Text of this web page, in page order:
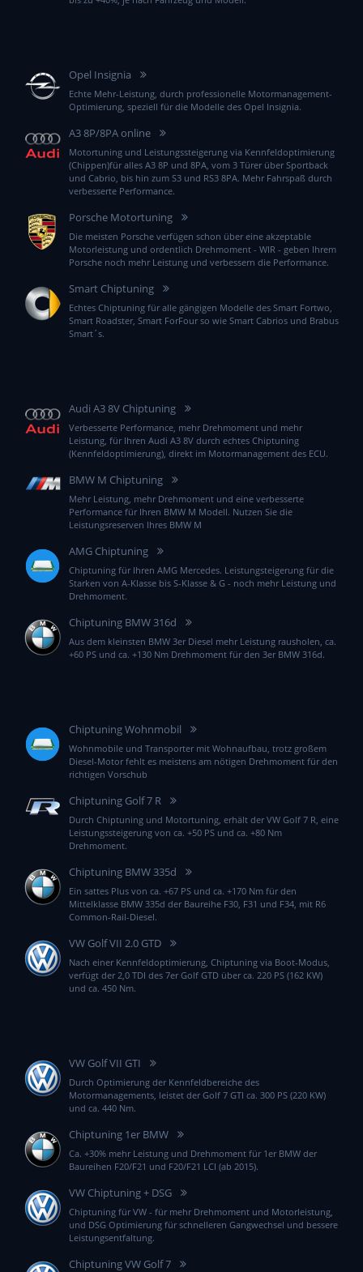
Opel Insignia
Echte Mehr-Leistung, durch professionelle Motormanagement-
Optimierung, speziell für die Modelle des Opel Insignia.
A3 8P/8PA online
Motortuning und Leistungssteigerung via Kennfeldoptimierung
(Chippen)für alles A3 8P und 8PA, vom 3 Türer über Sportback
und Cabrio, bis hin zum S3 und RS3 8PA. Mehr Fahrspaß durch
verbesserte Performance.
Porsche Motortuning
Die meisten Porsche verfügen schon über eine akzeptable
Motorleistung und ordentlich Drehmoment - WIR - geben Ihrem
Porsche noch mehr Leistung und verbessern die Performance.
Smart Chiptuning
Echtes Chiptuning für alle gängigen Modelle des Smart Fortwo,
Smart Roadster, Smart ForFour so wie Smart Cabrios und Brabus
Smart´s.
Audi A3 8V Chiptuning
Verbesserte Performance, mehr Drehmoment und mehr
Leistung, für Ihren Audi A3 8V durch echtes Chiptuning
(Kennfeldoptimierung), direkt im Motormanagement des ECU.
BMW M Chiptuning
Mehr Leistung, mehr Drehmoment und eine verbesserte
Performance für Ihren BMW M Modell. Nutzen Sie die
Leistungsreserven Ihres BMW M
AMG Chiptuning
Chiptuning für Ihren AMG Mercedes. Leistungsteigerung für die
Starken von A-Klasse bis S-Klasse & G - noch mehr Leistung und
Drehmoment.
Chiptuning BMW 316d
Aus dem kleinsten BMW 3er Diesel mehr Leistung rausholen, ca.
+60 PS und ca. +130 Nm Drehmoment für den 3er BMW 316d.
Chiptuning Wohnmobil
Wohnmobile und Transporter mit Wohnaufbau, trotz großem
Diesel-Motor fehlt es meistens am nötigen Drehmoment für den
richtigen Vorschub
Chiptuning Golf 7 R
Durch Chiptuning und Motortuning, erhält der VW Golf 7 R, eine
Leistungssteigerung von ca. +50 PS und ca. +80 Nm
Drehmoment.
Chiptuning BMW 335d
Ein sattes Plus von ca. +67 PS und ca. +170 Nm für den
Mittelklasse BMW 335d der Baureihe F30, F31 und F34, mit R6
Common-Rail-Diesel.
VW Golf VII 2.0 GTD
Nach einer Kennfeldoptimierung, Chiptuning via Boot-Modus,
verfügt der 2,0 TDI des 7er Golf GTD über ca. 220 PS (162 KW)
und ca. 450 Nm.
VW Golf VII GTI
Durch Optimierung der Kennfeldbereiche des
Motormanagements, leistet der Golf 7 GTI ca. 300 PS (220 KW)
und ca. 440 Nm.
Chiptuning 1er BMW
Ca. +30% mehr Leistung und Drehmoment für 1er BMW der
Baureihen F20/F21 und F20/F21 LCI (ab 2015).
VW Chiptuning + DSG
Chiptuning für VW - für mehr Drehmoment und Motorleistung,
und DSG Optimierung für schnelleren Gangwechsel und bessere
Leistungsentfaltung.
Chiptuning VW Golf 7